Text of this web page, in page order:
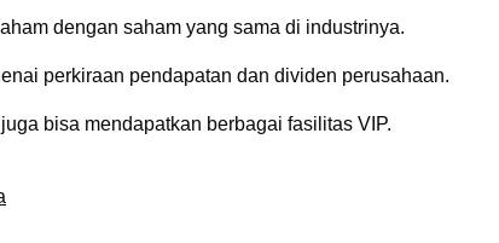
dengan saham yang sama di industrinya.
perkiraan pendapatan dan dividen perusahaan.
bisa mendapatkan berbagai fasilitas VIP.